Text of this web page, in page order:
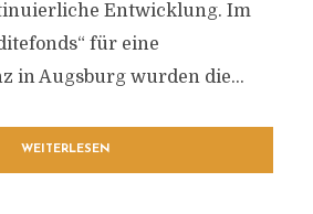
Entwicklung. Im
für eine
in Augsburg wurden die...
WEITERLESEN